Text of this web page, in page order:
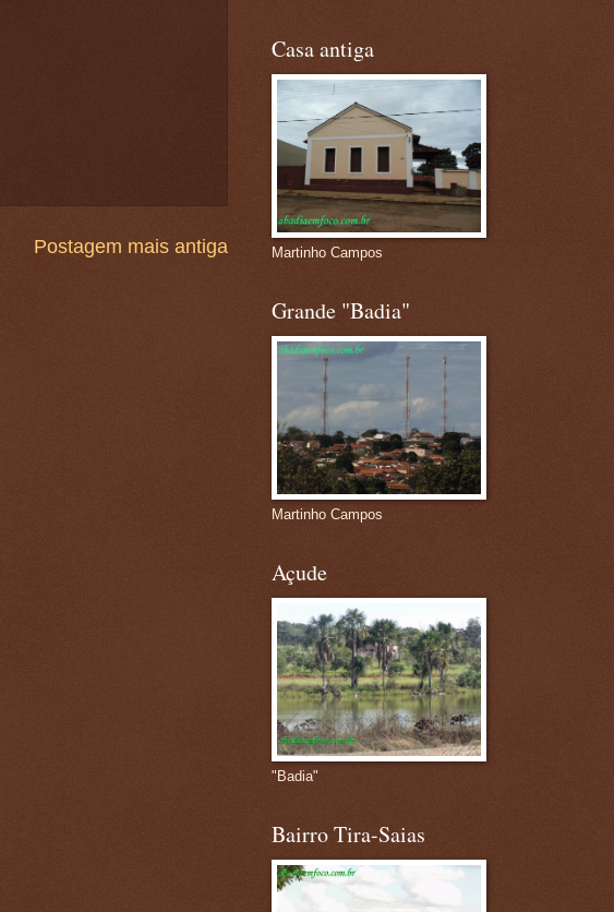
Postagem mais antiga
Casa antiga
Martinho Campos
Grande "Badia"
Martinho Campos
Açude
"Badia"
Bairro Tira-Saias